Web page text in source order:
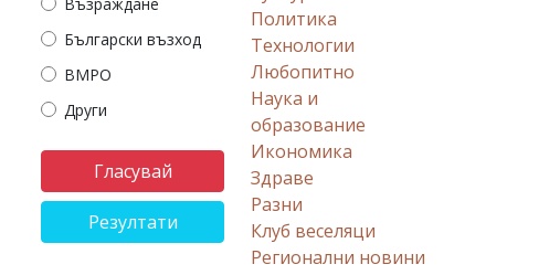
Български възход
ВМРО
Други
Резултати
Политика
Технологии
Любопитно
Наука и
образование
Икономика
Здраве
Разни
Клуб веселяци
Регионални новини